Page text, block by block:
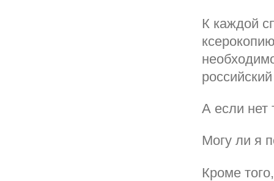
К каждой
А если нет
Могу ли я
Кроме